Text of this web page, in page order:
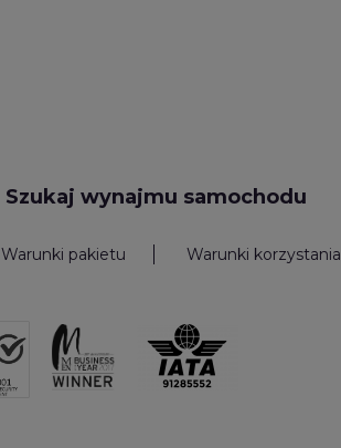
Szukaj wynajmu samochodu
Warunki pakietu Warunki korzystania